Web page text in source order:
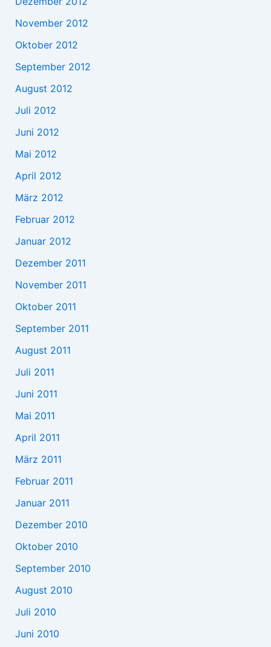
November 2012
Oktober 2012
September 2012
August 2012
Juli 2012
Juni 2012
Mai 2012
April 2012
März 2012
Februar 2012
Januar 2012
Dezember 2011
November 2011
Oktober 2011
September 2011
August 2011
Juli 2011
Juni 2011
Mai 2011
April 2011
März 2011
Februar 2011
Januar 2011
Dezember 2010
Oktober 2010
September 2010
August 2010
Juli 2010
Juni 2010